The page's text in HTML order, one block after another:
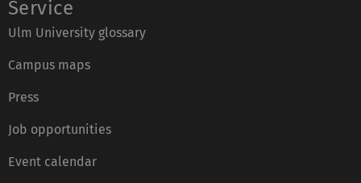
Service
Ulm University glossary
Campus maps
Press
Job opportunities
Event calendar